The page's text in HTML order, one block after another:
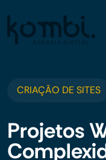
CRIAÇÃO DE SITES
Projetos